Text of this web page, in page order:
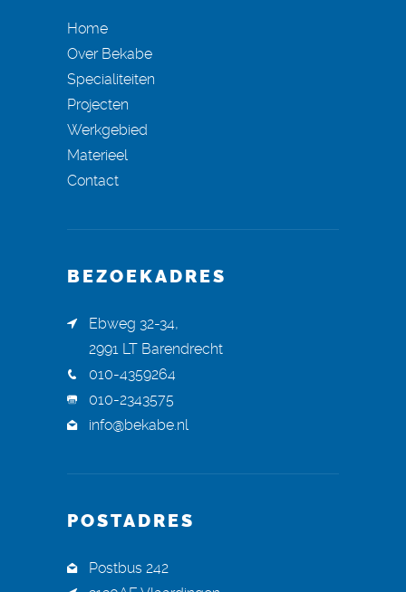
Home
Over Bekabe
Specialiteiten
Projecten
Werkgebied
Materieel
Contact
BEZOEKADRES
Ebweg 32-34,
2991 LT Barendrecht
010-4359264
010-2343575
info@bekabe.nl
POSTADRES
Postbus 242